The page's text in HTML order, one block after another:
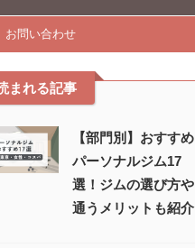
お問い合わせ
まれる記事
【部門別】おすすめ
パーソナルジム17
選！ジムの選び方や
通うメリットも紹介